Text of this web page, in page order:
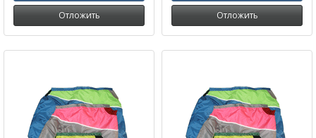
Отложить Отложить